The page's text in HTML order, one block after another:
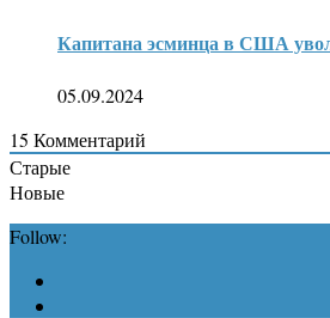
Капитана эсминца в США
05.09.2024
15 Комментарий
Старые
Новые
Follow: